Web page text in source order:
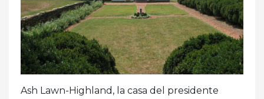
Ash Lawn-Highland, la casa del presidente